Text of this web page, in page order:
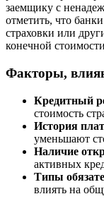
заемщику с
отметить, что
страховки или
конечной
Факторы,
Кредитный
стоимость
История
уменьшают
Наличие
активных
Типы
влиять на